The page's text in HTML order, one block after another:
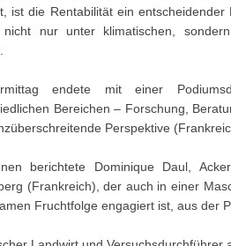
ist die Rentabilität ein
nicht nur unter klimatischen,
endete mit einer
Bereichen – Forschung,
Perspektive
berichtete Dominique Daul,
(Frankreich), der auch in einer
Fruchtfolge engagiert ist, aus der